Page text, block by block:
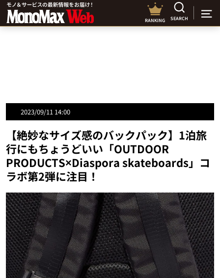
RANKING SEARCH
2023/09/11 14:00
【絶妙なサイズ感のバックパック】1泊旅
行にもちょうどいい「OUTDOOR
PRODUCTS×Diaspora skateboards」コ
ラボ第2弾に注目！